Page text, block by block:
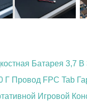
Батарея 3,7
Г Провод FPC Tab
Игровой